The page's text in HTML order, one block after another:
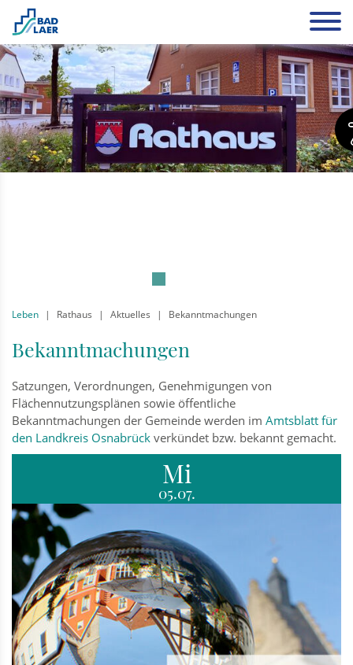
Leben Rathaus Aktuelles Bekanntmachungen
Bekanntmachungen
Satzungen, Verordnungen, Genehmigungen von
Flächennutzungsplänen sowie öffentliche
Bekanntmachungen der Gemeinde werden im Amtsblatt für
den Landkreis Osnabrück verkündet bzw. bekannt gemacht.
Mi
05.07.